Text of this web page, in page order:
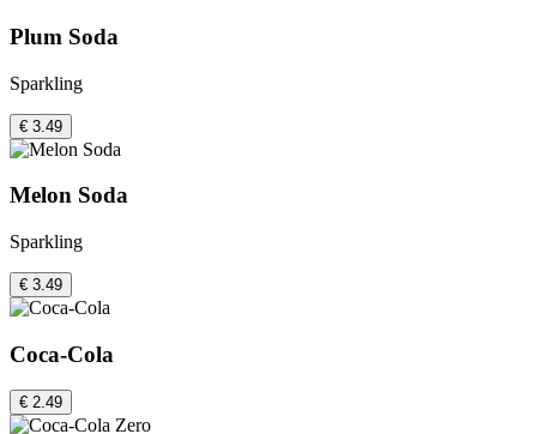
Plum Soda
Sparkling
€ 3.49
Melon Soda
Sparkling
€ 3.49
Coca-Cola
€ 2.49